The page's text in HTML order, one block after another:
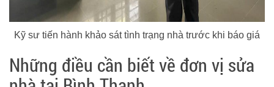
Kỹ sư tiến hành khảo sát tình trạng nhà trước khi báo giá
Những điều cần biết về đơn vị sửa